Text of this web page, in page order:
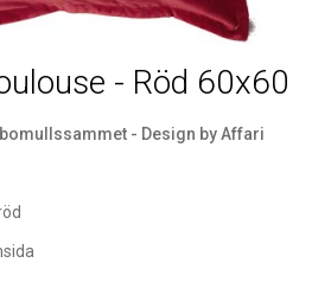
- Röd 60x60
- Design by Affari